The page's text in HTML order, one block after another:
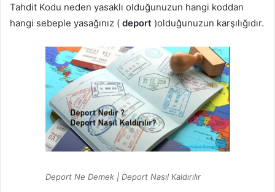
Tahdit Kodu neden yasaklı olduğunuzun hangi koddan
hangi sebeple yasağınız ( deport )olduğunuzun karşılığıdır.
Deport Ne Demek | Deport Nasıl Kaldırılır